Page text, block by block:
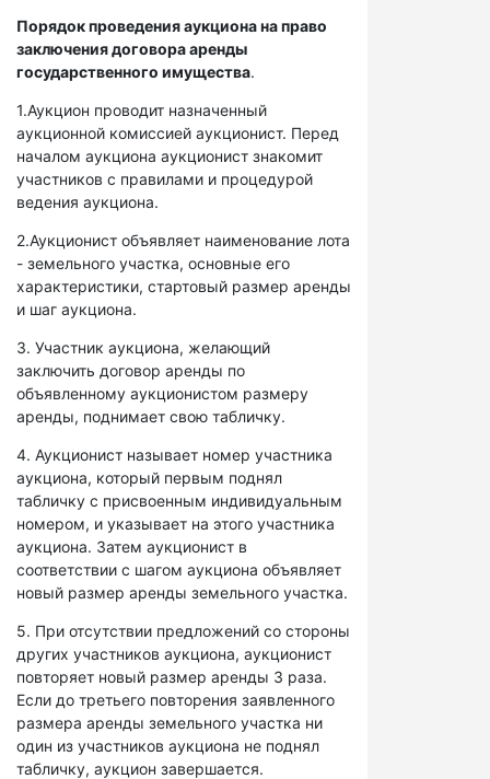
Порядок проведения аукциона на право
заключения договора аренды
государственного имущества.
1.Аукцион проводит назначенный
аукционной комиссией аукционист. Перед
началом аукциона аукционист знакомит
участников с правилами и процедурой
ведения аукциона.
2.Аукционист объявляет наименование лота
- земельного участка, основные его
характеристики, стартовый размер аренды
и шаг аукциона.
3. Участник аукциона, желающий
заключить договор аренды по
объявленному аукционистом размеру
аренды, поднимает свою табличку.
4. Аукционист называет номер участника
аукциона, который первым поднял
табличку с присвоенным индивидуальным
номером, и указывает на этого участника
аукциона. Затем аукционист в
соответствии с шагом аукциона объявляет
новый размер аренды земельного участка.
5. При отсутствии предложений со стороны
других участников аукциона, аукционист
повторяет новый размер аренды 3 раза.
Если до третьего повторения заявленного
размера аренды земельного участка ни
один из участников аукциона не поднял
табличку, аукцион завершается.